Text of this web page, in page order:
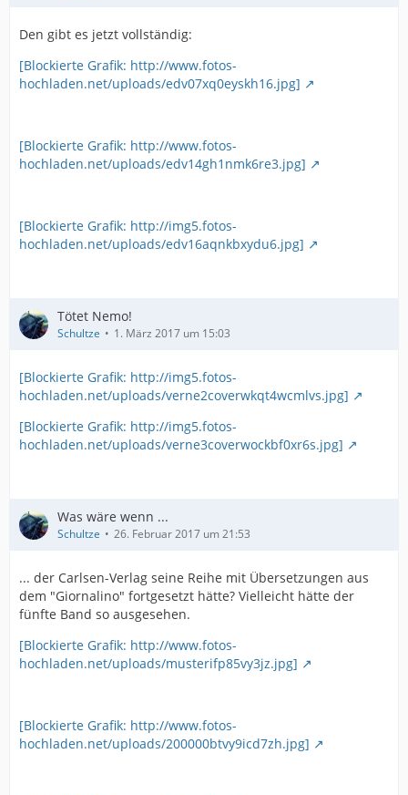
Den gibt es jetzt vollständig:
[Blockierte Grafik: http://www.fotos-
hochladen.net/uploads/edv07xq0eyskh16.jpg]
[Blockierte Grafik: http://www.fotos-
hochladen.net/uploads/edv14gh1nmk6re3.jpg]
[Blockierte Grafik: http://img5.fotos-
hochladen.net/uploads/edv16aqnkbxydu6.jpg]
Tötet Nemo!
Schultze 1. März 2017 um 15:03
[Blockierte Grafik: http://img5.fotos-
hochladen.net/uploads/verne2coverwkqt4wcmlvs.jpg]
[Blockierte Grafik: http://img5.fotos-
hochladen.net/uploads/verne3coverwockbf0xr6s.jpg]
Was wäre wenn ...
Schultze 26. Februar 2017 um 21:53
... der Carlsen-Verlag seine Reihe mit Übersetzungen aus
dem "Giornalino" fortgesetzt hätte? Vielleicht hätte der
fünfte Band so ausgesehen.
[Blockierte Grafik: http://www.fotos-
hochladen.net/uploads/musterifp85vy3jz.jpg]
[Blockierte Grafik: http://www.fotos-
hochladen.net/uploads/200000btvy9icd7zh.jpg]